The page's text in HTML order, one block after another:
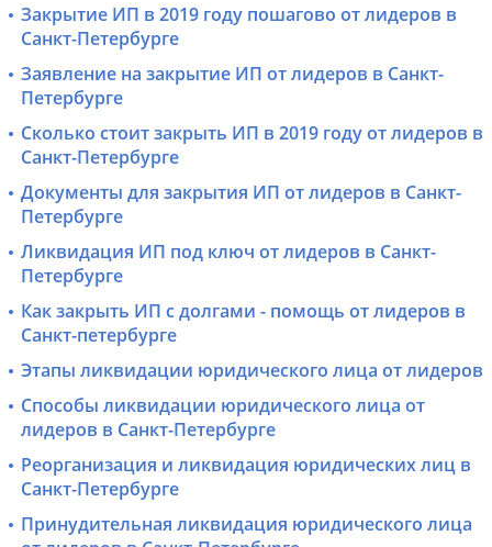
Закрытие ИП в 2019 году пошагово от лидеров в
Санкт-Петербурге
Заявление на закрытие ИП от лидеров в Санкт-
Петербурге
Сколько стоит закрыть ИП в 2019 году от лидеров в
Санкт-Петербурге
Документы для закрытия ИП от лидеров в Санкт-
Петербурге
Ликвидация ИП под ключ от лидеров в Санкт-
Петербурге
Как закрыть ИП с долгами - помощь от лидеров в
Санкт-петербурге
Этапы ликвидации юридического лица от лидеров
Способы ликвидации юридического лица от
лидеров в Санкт-Петербурге
Реорганизация и ликвидация юридических лиц в
Санкт-Петербурге
Принудительная ликвидация юридического лица